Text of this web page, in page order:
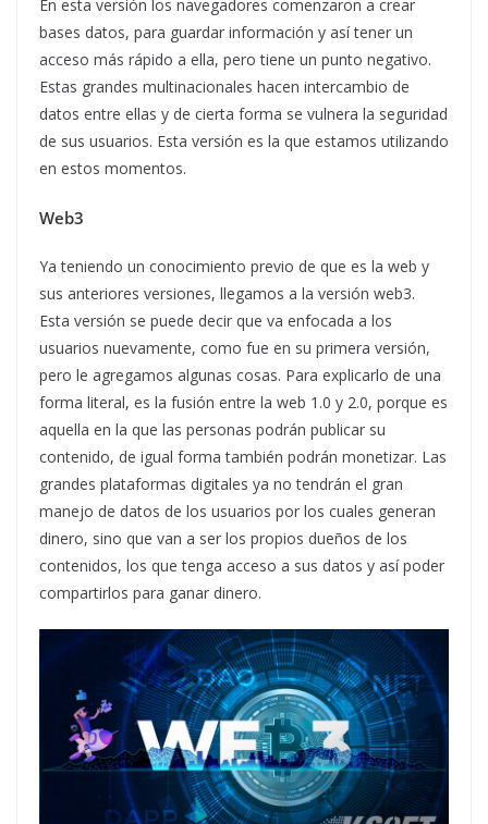
En esta versión los navegadores comenzaron a crear
bases datos, para guardar información y así tener un
acceso más rápido a ella, pero tiene un punto negativo.
Estas grandes multinacionales hacen intercambio de
datos entre ellas y de cierta forma se vulnera la seguridad
de sus usuarios. Esta versión es la que estamos utilizando
en estos momentos.
Web3
Ya teniendo un conocimiento previo de que es la web y
sus anteriores versiones, llegamos a la versión web3.
Esta versión se puede decir que va enfocada a los
usuarios nuevamente, como fue en su primera versión,
pero le agregamos algunas cosas. Para explicarlo de una
forma literal, es la fusión entre la web 1.0 y 2.0, porque es
aquella en la que las personas podrán publicar su
contenido, de igual forma también podrán monetizar. Las
grandes plataformas digitales ya no tendrán el gran
manejo de datos de los usuarios por los cuales generan
dinero, sino que van a ser los propios dueños de los
contenidos, los que tenga acceso a sus datos y así poder
compartirlos para ganar dinero.